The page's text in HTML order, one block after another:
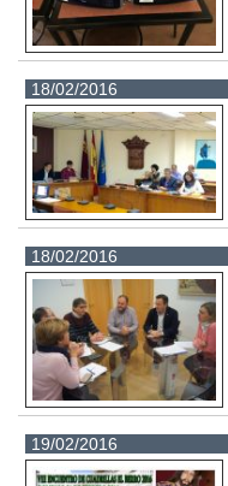
18/02/2016
18/02/2016
19/02/2016